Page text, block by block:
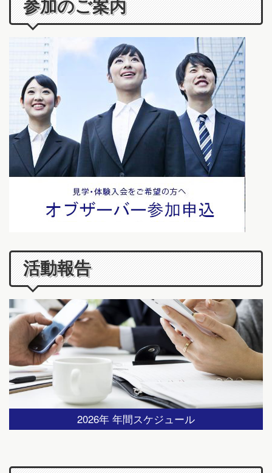
参加のご案内
活動報告
2026年 年間スケジュール